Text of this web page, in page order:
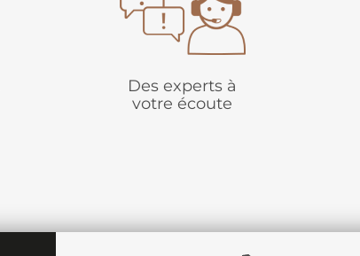
Des experts à
votre écoute